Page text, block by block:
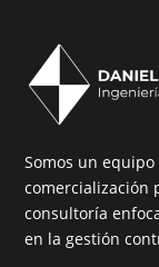
Somos un
comercialización
consultoría
en la gestión